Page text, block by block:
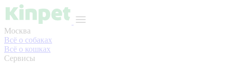
Москва
Всё о собаках
Всё о кошках
Сервисы